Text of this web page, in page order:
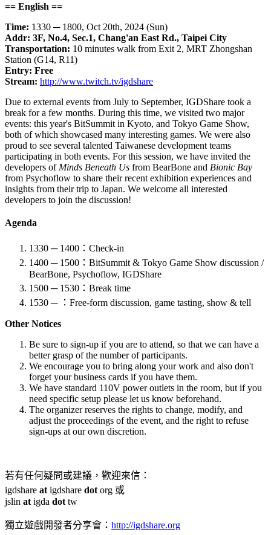
== English ==
Time: 1330 ─ 1800, Oct 20th, 2024 (Sun)
Addr: 3F, No.4, Sec.1, Chang'an East Rd., Taipei City
Transportation: 10 minutes walk from Exit 2, MRT Zhongshan
Station (G14, R11)
Entry: Free
Stream: http://www.twitch.tv/igdshare
Due to external events from July to September, IGDShare took a
break for a few months. During this time, we visited two major
events: this year's BitSummit in Kyoto, and Tokyo Game Show,
both of which showcased many interesting games. We were also
proud to see several talented Taiwanese development teams
participating in both events. For this session, we have invited the
developers of Minds Beneath Us from BearBone and Bionic Bay
from Psychoflow to share their recent exhibition experiences and
insights from their trip to Japan. We welcome all interested
developers to join the discussion!
Agenda
1330 ─ 1400：Check-in
1400 ─ 1500：BitSummit & Tokyo Game Show discussion /
BearBone, Psychoflow, IGDShare
1500 ─ 1530：Break time
1530 ─ ：Free-form discussion, game tasting, show & tell
Other Notices
Be sure to sign-up if you are to attend, so that we can have a
better grasp of the number of participants.
We encourage you to bring along your work and also don't
forget your business cards if you have them.
We have standard 110V power outlets in the room, but if you
need specific setup please let us know beforehand.
The organizer reserves the rights to change, modify, and
adjust the proceedings of the event, and the right to refuse
sign-ups at our own discretion.
若有任何疑問或建議，歡迎來信：
igdshare at igdshare dot org 或
jslin at igda dot tw
獨立遊戲開發者分享會： http://igdshare.org